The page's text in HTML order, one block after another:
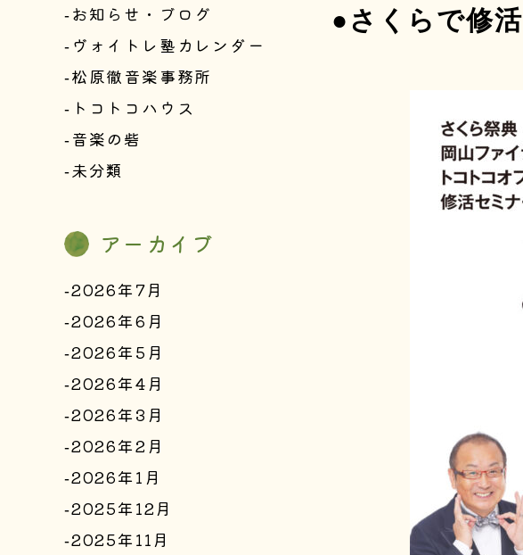
お知らせ・ブログ
ヴォイトレ塾カレンダー
松原徹音楽事務所
トコトコハウス
音楽の砦
未分類
アーカイブ
2026年7月
2026年6月
2026年5月
2026年4月
2026年3月
2026年2月
2026年1月
2025年12月
2025年11月
●さくらで修活